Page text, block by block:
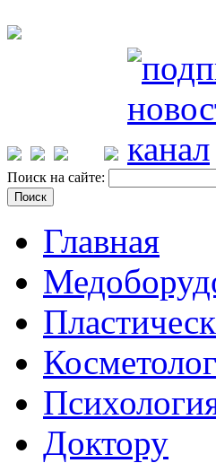
Поиск на сайте:
Главная
Доктору